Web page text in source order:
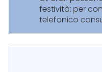
festività: per
telefonico